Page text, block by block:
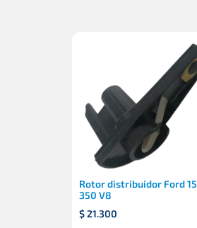
Rotor distribuidor Ford
350 V8
$21.300